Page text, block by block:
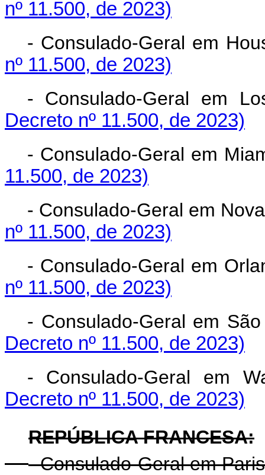
nº 11.500, de 2023)
- Consulado-Geral em
nº 11.500, de 2023)
- Consulado-Geral em
Decreto nº 11.500, de 2023)
- Consulado-Geral em
11.500, de 2023)
- Consulado-Geral em
nº 11.500, de 2023)
- Consulado-Geral em
nº 11.500, de 2023)
- Consulado-Geral em
Decreto nº 11.500, de 2023)
- Consulado-Geral em
Decreto nº 11.500, de 2023)
REPÚBLICA FRANCESA:
- Consulado-Geral em